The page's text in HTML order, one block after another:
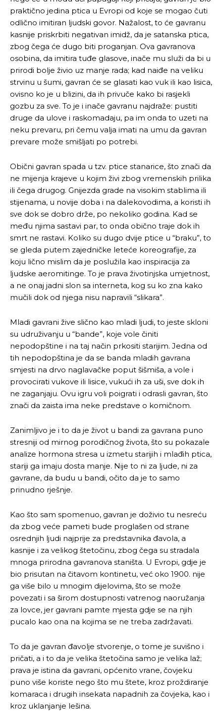
praktično jedina ptica u Evropi od koje se mogao čuti
odlično imitiran ljudski govor. Nažalost, to će gavranu
kasnije priskrbiti negativan imidž, da je satanska ptica,
zbog čega će dugo biti proganjan. Ova gavranova
osobina, da imitira tuđe glasove, inače mu služi da bi u
prirodi bolje živio uz manje rada; kad naiđe na veliku
strvinu u šumi, gavran će se glasati kao vuk ili kao lisica,
ovisno ko je u blizini, da ih privuče kako bi rasjekli
gozbu za sve. To je i inače gavranu najdraže: pustiti
druge da ulove i raskomadaju, pa im onda to uzeti na
neku prevaru, pri čemu valja imati na umu da gavran
prevare može smišljati po potrebi.
Obični gavran spada u tzv. ptice stanarice, što znači da
ne mijenja krajeve u kojim živi zbog vremenskih prilika
ili čega drugog. Gnijezda grade na visokim stablima ili
stijenama, u novije doba i na dalekovodima, a koristi ih
sve dok se dobro drže, po nekoliko godina. Kad se
među njima sastavi par, to onda obično traje dok ih
smrt ne rastavi. Koliko su dugo dvije ptice u “braku”, to
se gleda putem zajedničke leteće koreografije, za
koju lično mislim da je poslužila kao inspiracija za
ljudske aeromitinge. To je prava životinjska umjetnost,
a ne onaj jadni slon sa interneta, kog su ko zna kako
mučili dok od njega nisu napravili “slikara”.
Mladi gavrani žive slično kao mladi ljudi, to jeste skloni
su udruživanju u “bande”, koje vole činiti
nepodopštine i na taj način prkositi starijim. Jedna od
tih nepodopština je da se banda mladih gavrana
smjesti na drvo naglavačke poput šišmiša, a vole i
provocirati vukove ili lisice, vukući ih za uši, sve dok ih
ne zaganjaju. Ovu igru voli poigrati i odrasli gavran, što
znači da zaista ima neke predstave o komičnom.
Zanimljivo je i to da je život u bandi za gavrana puno
stresniji od mirnog porodičnog života, što su pokazale
analize hormona stresa u izmetu starijih i mlađih ptica,
stariji ga imaju dosta manje. Nije to ni za ljude, ni za
gavrane, da budu u bandi, očito da je to samo
prinudno rješnje.
Kao što sam spomenuo, gavran je doživio tu nesreću
da zbog veće pameti bude proglašen od strane
osrednjih ljudi najprije za predstavnika đavola, a
kasnije i za velikog štetočinu, zbog čega su stradala
mnoga prirodna gavranova staništa. U Evropi, gdje je
bio prisutan na čitavom kontinetu, već oko 1900. nije
ga više bilo u mnogim dijelovima, što se može
povezati i sa širom dostupnosti vatrenog naoružanja
za lovce, jer gavrani pamte mjesta gdje se na njih
pucalo kao ona na kojima se ne treba zadržavati.
To da je gavran đavolje stvorenje, o tome je suvišno i
pričati, a i to da je velika štetočina samo je velika laž;
prava je istina da gavrani, općenito vrane, čovjeku
puno više koriste nego što mu štete, kroz proždiranje
komaraca i drugih insekata napadnih za čovjeka, kao i
kroz uklanjanje lešina.